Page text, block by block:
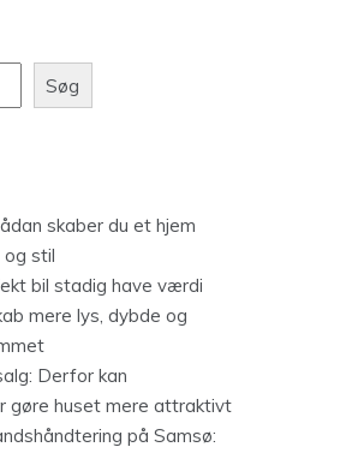
Søg
skaber du et hjem
og stil
bil stadig have værdi
mere lys, dybde og
Derfor kan
gøre huset mere attraktivt
på Samsø: